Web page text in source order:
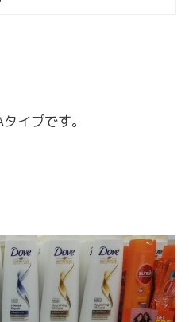
イプです。